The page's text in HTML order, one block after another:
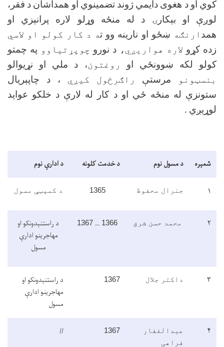
كوي او د هغوى دايمي ژوند تضمينوي او همداشان د فقر،
لوږې او بېكارۍ د له منځه وړلو لاره پرانېزي او
همد ارنګه ښځو او نارينه وو ته د کار کولو او لاسي
زده كړو لاره هواريږي، د نورو چوپړتياوو په چمتو
كولو لكه ښوونځي او
روغتون، د ملي او نړيوالو
بنسټونو
مرستې راګرځول کيږي ، د چاپېريال
ستونزې له منځه ځي او د كار له لارې د خلكو عوايد
لوړېږي .
شمېره د مسول نوم د خدمت کلونه د ادارې نوم
۱ جنرال محفوظ 1365 د کمېټې مسول
۲ محمد حسن شرق 1366 ـ 1367
د راستنېدونکو او
مهاجرینو ادارې
مسول
۳ داکتر جلال 1367
د راستنېدونکو او
مهاجرینو ادارې
مسول
۴
عبدالغفار
فراهی
1367
//